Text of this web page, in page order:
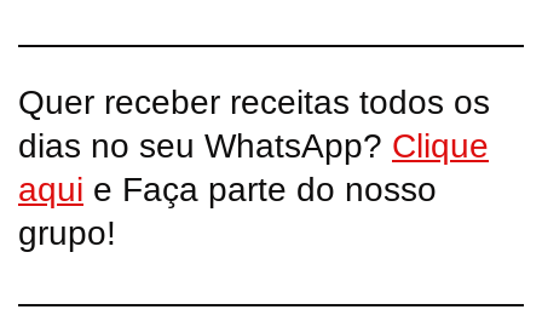
Quer receber receitas todos os
dias no seu WhatsApp? Clique
aqui e Faça parte do nosso
grupo!